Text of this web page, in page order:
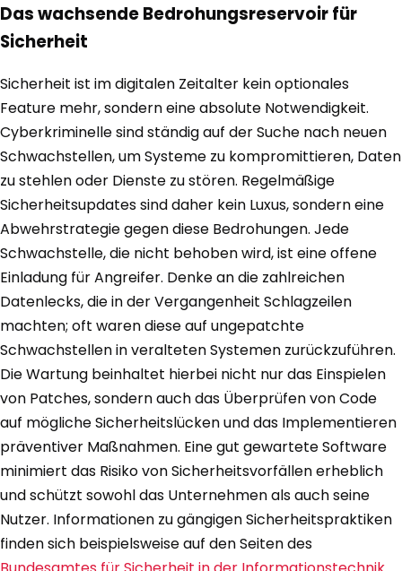
Das wachsende Bedrohungsreservoir für
Sicherheit
Sicherheit ist im digitalen Zeitalter kein optionales
Feature mehr, sondern eine absolute Notwendigkeit.
Cyberkriminelle sind ständig auf der Suche nach neuen
Schwachstellen, um Systeme zu kompromittieren, Daten
zu stehlen oder Dienste zu stören. Regelmäßige
Sicherheitsupdates sind daher kein Luxus, sondern eine
Abwehrstrategie gegen diese Bedrohungen. Jede
Schwachstelle, die nicht behoben wird, ist eine offene
Einladung für Angreifer. Denke an die zahlreichen
Datenlecks, die in der Vergangenheit Schlagzeilen
machten; oft waren diese auf ungepatchte
Schwachstellen in veralteten Systemen zurückzuführen.
Die Wartung beinhaltet hierbei nicht nur das Einspielen
von Patches, sondern auch das Überprüfen von Code
auf mögliche Sicherheitslücken und das Implementieren
präventiver Maßnahmen. Eine gut gewartete Software
minimiert das Risiko von Sicherheitsvorfällen erheblich
und schützt sowohl das Unternehmen als auch seine
Nutzer. Informationen zu gängigen Sicherheitspraktiken
finden sich beispielsweise auf den Seiten des